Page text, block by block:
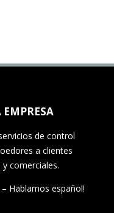
EMPRESA
de control
a clientes
y comerciales.
Hablamos español!